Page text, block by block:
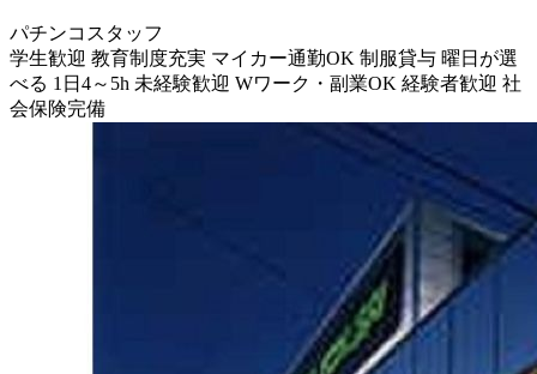
パチンコスタッフ
学生歓迎 教育制度充実 マイカー通勤OK 制服貸与 曜日が選
べる 1日4～5h 未経験歓迎 Wワーク・副業OK 経験者歓迎 社
会保険完備